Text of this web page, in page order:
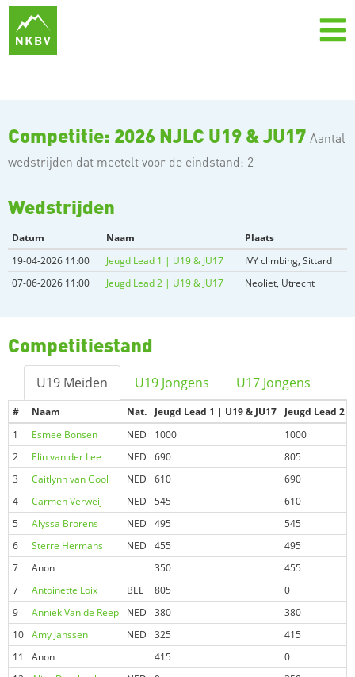
Competitie: 2026 NJLC U19 & JU17 Aantal
wedstrijden dat meetelt voor de eindstand: 2
Wedstrijden
Datum Naam
Plaats
19-04-2026 11:00
Jeugd Lead 1 | U19 & JU17
IVY climbing, Sittard
07-06-2026 11:00
Jeugd Lead 2 | U19 & JU17 Neoliet, Utrecht
Competitiestand
U19 Meiden U19 Jongens U17 Jongens
# Naam Nat. Jeugd Lead 1 | U19 & JU17
Jeugd Lead 2 |
1
Esmee Bonsen NED 1000
1000
2
Elin van der Lee NED 690
805
3
Caitlynn van Gool NED 610
690
4
Carmen Verweij NED 545
610
5
Alyssa Brorens NED 495
545
6
Sterre Hermans NED 455
495
7
Anon 350
455
7
Antoinette Loix BEL 805
0
9
Anniek Van de Reep NED 380
380
10 Amy Janssen NED 325
415
11
Anon 415
0